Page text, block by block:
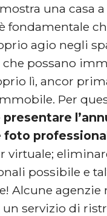
una casa
fondamentale
agio negli
possano
lì, ancor
Per
presentare
foto
virtuale;
possibile e
Alcune agenzie
servizio di